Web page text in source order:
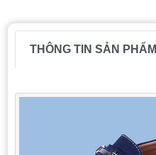
THÔNG TIN SẢN PHẨM